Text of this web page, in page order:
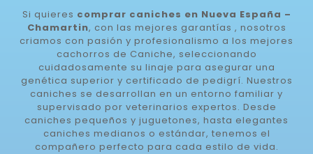
Si quieres comprar caniches en Nueva España –
Chamartin, con las mejores garantías , nosotros
criamos con pasión y profesionalismo a los mejores
cachorros de Caniche, seleccionando
cuidadosamente su linaje para asegurar una
genética superior y certificado de pedigrí. Nuestros
caniches se desarrollan en un entorno familiar y
supervisado por veterinarios expertos. Desde
caniches pequeños y juguetones, hasta elegantes
caniches medianos o estándar, tenemos el
compañero perfecto para cada estilo de vida.